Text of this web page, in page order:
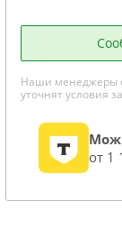
Наши менеджеры
уточнят условия
от 1